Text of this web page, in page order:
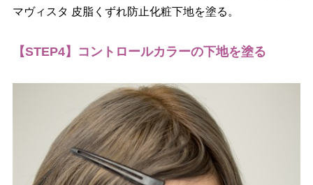
マヴィスタ 皮脂くずれ防止化粧下地を塗る。
【STEP4】コントロールカラーの下地を塗る